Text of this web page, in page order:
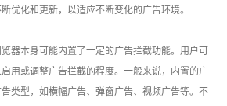
优化和更新，以适应不断变化的广告环境。
器本身可能内置了一定的广告拦截功能。用户可
用或调整广告拦截的程度。一般来说，内置的广
类型，如横幅广告、弹窗广告、视频广告等。不